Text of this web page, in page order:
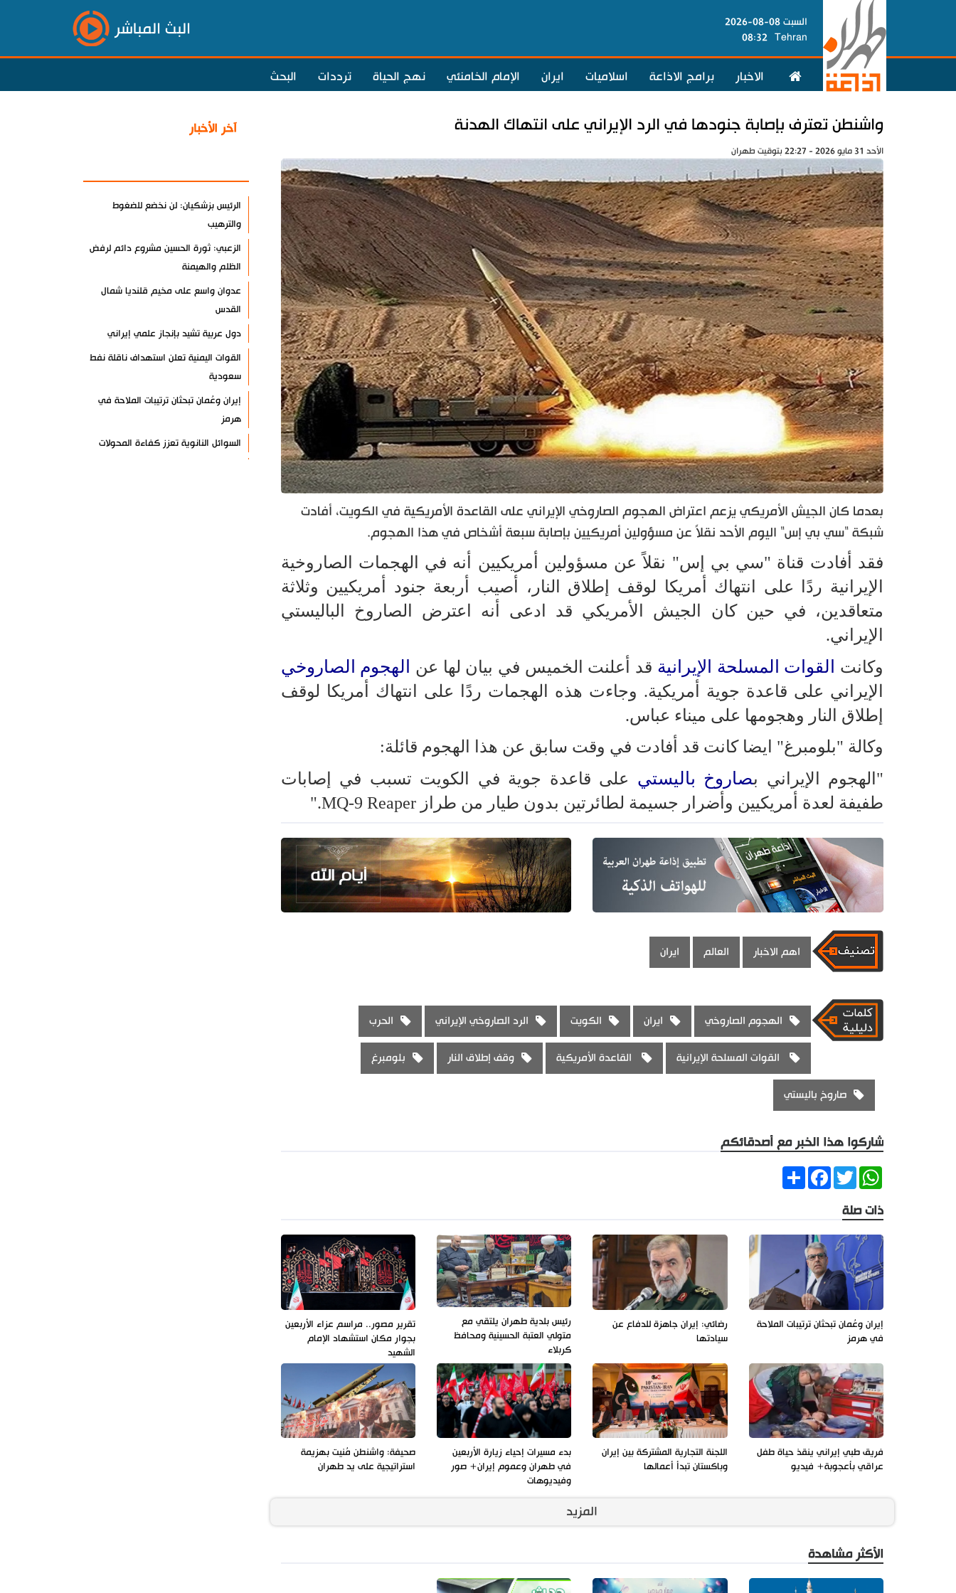
السبت 08-08-2026
Tehran
08:32 البث المباشر
الاخبار برامج الاذاعة اسلاميات ايران الإمام الخامنئي نهج الحياة ترددات البحث
واشنطن تعترف بإصابة جنودها في الرد الإيراني على انتهاك الهدنة
الأحد 31 مايو 2026 - 22:27 بتوقيت طهران
بعدما كان الجيش الأمريكي يزعم اعتراض الهجوم الصاروخي الإيراني على القاعدة الأمريكية في الكويت، أفادت
شبكة "سي بي إس" اليوم الأحد نقلاً عن مسؤولين أمريكيين بإصابة سبعة أشخاص في هذا الهجوم.
فقد أفادت قناة "سي بي إس" نقلاً عن مسؤولين أمريكيين أنه في الهجمات الصاروخية
الإيرانية ردًا على انتهاك أمريكا لوقف إطلاق النار، أصيب أربعة جنود أمريكيين وثلاثة
متعاقدين، في حين كان الجيش الأمريكي قد ادعى أنه اعترض الصاروخ الباليستي
الإيراني.
وكانت القوات المسلحة الإيرانية قد أعلنت الخميس في بيان لها عن الهجوم الصاروخي
الإيراني على قاعدة جوية أمريكية. وجاءت هذه الهجمات ردًا على انتهاك أمريكا لوقف
إطلاق النار وهجومها على ميناء عباس.
وكالة "بلومبرغ" ايضا كانت قد أفادت في وقت سابق عن هذا الهجوم قائلة:
"الهجوم الإيراني بصاروخ باليستي على قاعدة جوية في الكويت تسبب في إصابات
طفيفة لعدة أمريكيين وأضرار جسيمة لطائرتين بدون طيار من طراز MQ-9 Reaper."
اهم الاخبار العالم ايران
الهجوم الصاروخي ايران الكويت الرد الصاروخي الإيراني الحرب
القوات المسلحة الإيرانية القاعدة الأمريكية وقف إطلاق النار بلومبرغ
صاروخ باليستي
شاركوا هذا الخبر مع أصدقائكم
ShareFacebookTwitter
WhatsApp
ذات صلة
إيران وعُمان تبحثان ترتيبات الملاحة
في هرمز
رضائي: إيران جاهزة للدفاع عن
سيادتها
رئيس بلدية طهران يلتقي مع
متولي العتبة الحسينية ومحافظ
كربلاء
تقرير مصور.. مراسم عزاء الأربعين
بجوار مكان استشهاد الإمام
الشهيد
فريق طبي إيراني ينقذ حياة طفل
عراقي بأعجوبة+ فيديو
اللجنة التجارية المشتركة بين إيران
وباكستان تبدأ أعمالها
بدء مسيرات إحياء زيارة الأربعين
في طهران وعموم إيران+ صور
وفيديوهات
صحيفة: واشنطن مُنيت بهزيمة
استراتيجية على يد طهران
المزيد
الأكثر مشاهدة
آخر الأخبار
الرئيس بزشكيان: لن نخضع للضغوط
والترهيب
الزعبي: ثورة الحسين مشروع دائم لرفض
الظلم والهيمنة
عدوان واسع على مخيم قلنديا شمال
القدس
دول عربية تشيد بإنجاز علمي إيراني
القوات اليمنية تعلن استهداف ناقلة نفط
سعودية
إيران وعُمان تبحثان ترتيبات الملاحة في
هرمز
السوائل النانوية تعزز كفاءة المحولات